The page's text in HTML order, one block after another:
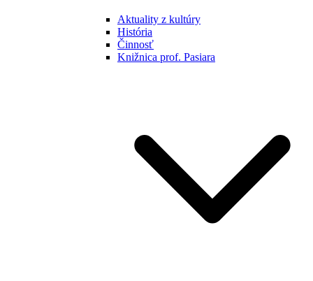
Aktuality z kultúry
História
Činnosť
Knižnica prof. Pasiara